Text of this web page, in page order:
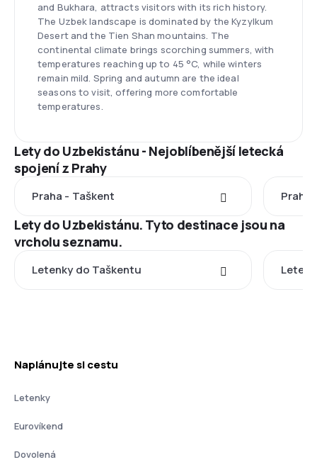
and Bukhara, attracts visitors with its rich history.
The Uzbek landscape is dominated by the Kyzylkum
Desert and the Tien Shan mountains. The
continental climate brings scorching summers, with
temperatures reaching up to 45 °C, while winters
remain mild. Spring and autumn are the ideal
seasons to visit, offering more comfortable
temperatures.
Lety do Uzbekistánu - Nejoblíbenější letecká
spojení z Prahy
Praha - Taškent Praha
Lety do Uzbekistánu. Tyto destinace jsou na
vrcholu seznamu.
Letenky do Taškentu
Naplánujte si cestu
Letenky
Eurovíkend
Dovolená